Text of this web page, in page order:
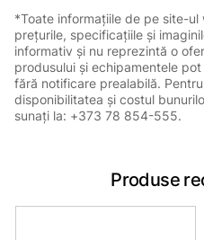
*Toate informațiile de pe site-
prețurile, specificațiile și
informativ și nu reprezintă o
produsului și echipamentele
fără notificare prealabilă.
disponibilitatea și costul
sunați la: +373 78 854-555.
Produse